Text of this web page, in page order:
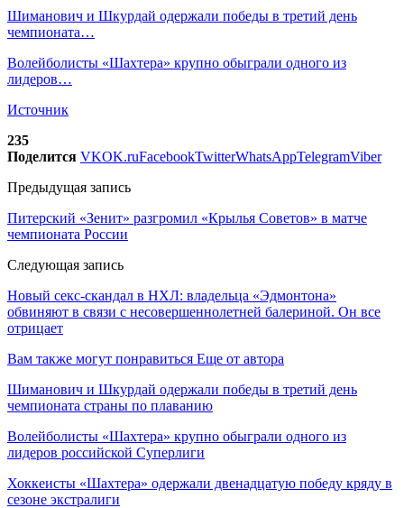
Шиманович и Шкурдай одержали победы в третий день
чемпионата…
Волейболисты «Шахтера» крупно обыграли одного из
лидеров…
Источник
235
Поделится VKOK.ruFacebookTwitterWhatsAppTelegramViber
Предыдущая запись
Питерский «Зенит» разгромил «Крылья Советов» в матче
чемпионата России
Следующая запись
Новый секс-скандал в НХЛ: владельца «Эдмонтона»
обвиняют в связи с несовершеннолетней балериной. Он все
отрицает
Вам также могут понравиться Еще от автора
Шиманович и Шкурдай одержали победы в третий день
чемпионата страны по плаванию
Волейболисты «Шахтера» крупно обыграли одного из
лидеров российской Суперлиги
Хоккеисты «Шахтера» одержали двенадцатую победу кряду в
сезоне экстралиги